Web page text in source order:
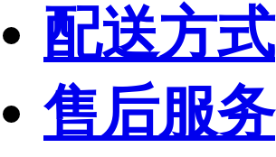
配送方式
售后服务